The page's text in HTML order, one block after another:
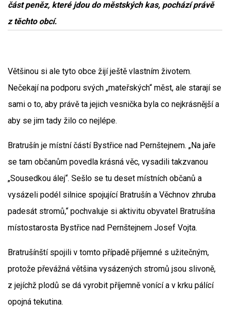
část peněz, které jdou do městských kas, pochází právě
z těchto obcí.
Většinou si ale tyto obce žijí ještě vlastním životem.
Nečekají na podporu svých „mateřských“ měst, ale starají se
sami o to, aby právě ta jejich vesnička byla co nejkrásnější a
aby se jim tady žilo co nejlépe.
Bratrušín je místní částí Bystřice nad Pernštejnem. „Na jaře
se tam občanům povedla krásná věc, vysadili takzvanou
„Sousedkou álej“. Sešlo se tu deset místních občanů a
vysázeli podél silnice spojující Bratrušín a Věchnov zhruba
padesát stromů,“ pochvaluje si aktivitu obyvatel Bratrušína
místostarosta Bystřice nad Pernštejnem Josef Vojta.
Bratrušínští spojili v tomto případě příjemné s užitečným,
protože převážná většina vysázených stromů jsou slivoně,
z jejíchž plodů se dá vyrobit příjemně vonící a v krku pálící
opojná tekutina.